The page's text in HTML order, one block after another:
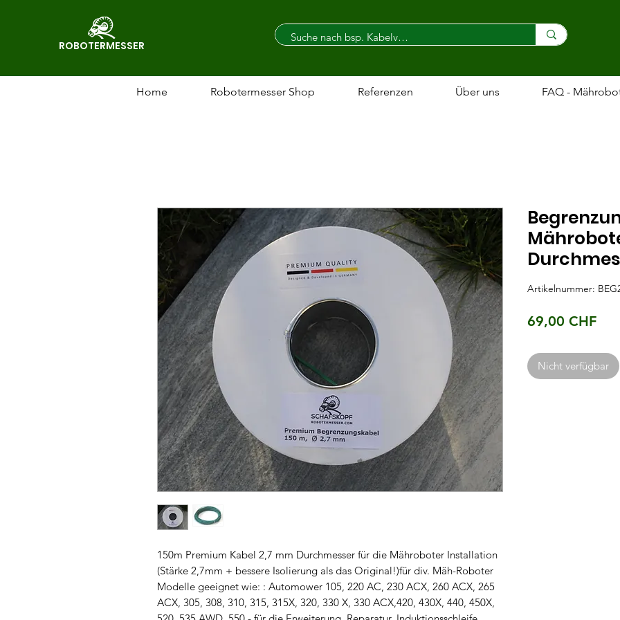
ROBOTERMESSER
Home Robotermesser Shop Referenzen Über uns FAQ -
150m Premium Kabel 2,7 mm Durchmesser für die Mähroboter Installation
(Stärke 2,7mm + bessere Isolierung als das Original!)für div. Mäh-Roboter
Modelle geeignet wie: : Automower 105, 220 AC, 230 ACX, 260 ACX, 265
ACX, 305, 308, 310, 315, 315X, 320, 330 X, 330 ACX,420, 430X, 440, 450X,
Artikelnummer:
69,00 CHF
Nicht verfügbar